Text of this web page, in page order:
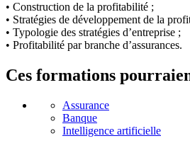
• Construction de la profitabilité ;
• Stratégies de développement de la
• Typologie des stratégies d’entreprise ;
• Profitabilité par branche d’assurances.
Ces formations
Assurance
Banque
Intelligence artificielle